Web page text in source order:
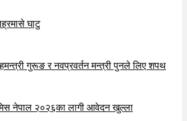
घाटु
गुरूङ र नवप्रवर्तन मन्त्री पुनले लिए शपथ
नेपाल २०२६का लागी आवेदन खुल्ला